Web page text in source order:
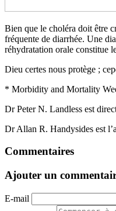
Bien que le choléra doit être
fréquente de diarrhée. Une
réhydratation orale constitue
Dieu certes nous protège ;
* Morbidity and Mortality
Dr Peter N. Landless est
Dr Allan R. Handysides est
Commentaires
Ajouter un
E-mail